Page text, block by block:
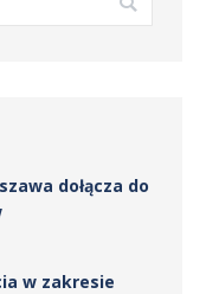
dołącza do
w zakresie